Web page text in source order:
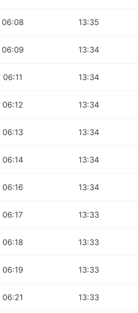
06:08 13:35
06:09 13:34
06:11 13:34
06:12 13:34
06:13 13:34
06:14 13:34
06:16 13:34
06:17 13:33
06:18 13:33
06:19 13:33
06:21 13:33